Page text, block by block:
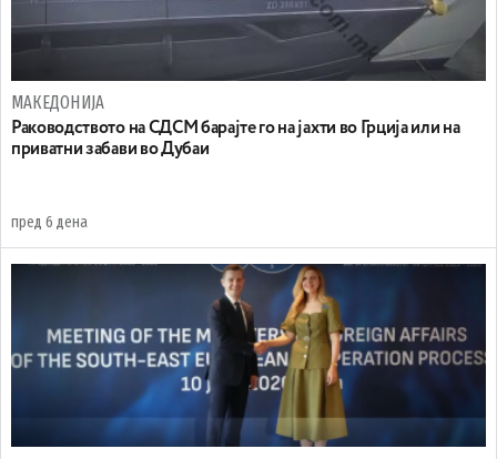
МАКЕДОНИЈА
Раководството на СДСМ барајте го на јахти во Грција или на
приватни забави во Дубаи
пред 6 дена